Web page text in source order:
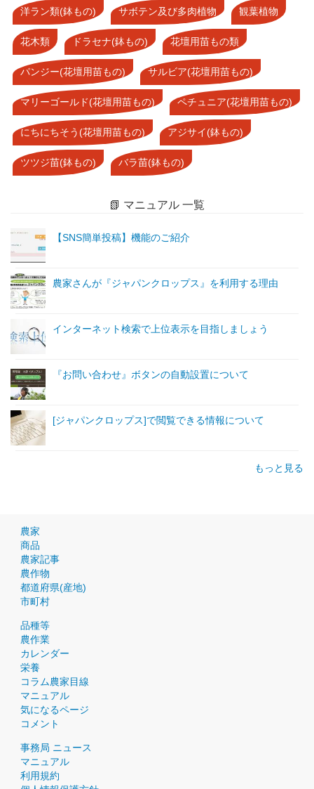
洋ラン類(鉢もの) サボテン及び多肉植物 観葉植物
花木類 ドラセナ(鉢もの) 花壇用苗もの類
パンジー(花壇用苗もの) サルビア(花壇用苗もの)
マリーゴールド(花壇用苗もの) ペチュニア(花壇用苗もの)
にちにちそう(花壇用苗もの) アジサイ(鉢もの)
ツツジ苗(鉢もの) バラ苗(鉢もの)
📗 マニュアル 一覧
【SNS簡単投稿】機能のご紹介
農家さんが『ジャパンクロップス』を利用する理由
インターネット検索で上位表示を目指しましょう
『お問い合わせ』ボタンの自動設置について
[ジャパンクロップス]で閲覧できる情報について
もっと見る
農家
商品
農家記事
農作物
都道府県(産地)
市町村
品種等
農作業
カレンダー
栄養
コラム農家目線
マニュアル
気になるページ
コメント
事務局 ニュース
マニュアル
利用規約